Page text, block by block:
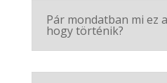
Pár mondatban mi ez
hogy történik?